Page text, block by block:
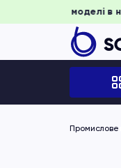
доки